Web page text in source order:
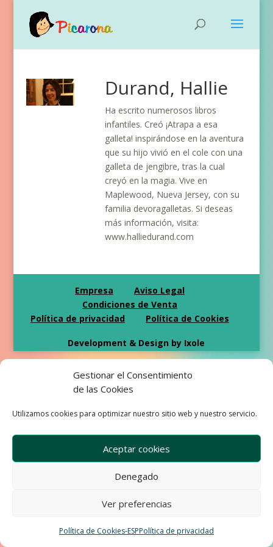
Gestionar el Consentimiento
de las Cookies
Utilizamos cookies para optimizar nuestro sitio web y nuestro servicio.
Aceptar cookies
Denegado
Ver preferencias
Política de Cookies-ESPPolítica de privacidad
Durand, Hallie
Ha escrito numerosos libros
infantiles. Creó ¡Atrapa a esa
galleta! inspirándose en la aventura
que su hijo vivió en el cole con una
galleta de jengibre, tras la cual
creyó en la magia. Vive en
Maplewood, Nueva Jersey, con su
familia devoragalletas. Si deseas
más información, visita:
www.halliedurand.com
Empresa
Aviso Legal
Condiciones de Venta
Política de privacidad
Política de Cookies
Development & Design by Ixole